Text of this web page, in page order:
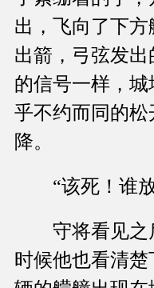
出，飞向了下
出箭，弓弦发
的信号一样，
乎不约而同的
降。
“该死！谁放
守将看见之
时候他也看清